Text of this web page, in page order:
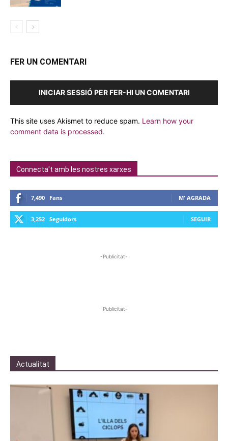
FER UN COMENTARI
INICIAR SESSIÓ PER FER-HI UN COMENTARI
This site uses Akismet to reduce spam. Learn how your
comment data is processed.
Connecta't amb les nostres xarxes
7,490 Fans M' AGRADA
3,252 Seguidors SEGUIR
-Publicitat-
-Publicitat-
Actualitat